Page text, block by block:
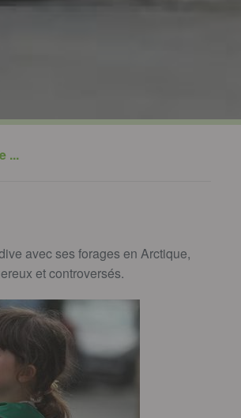
...
avec ses forages en Arctique,
et controversés.